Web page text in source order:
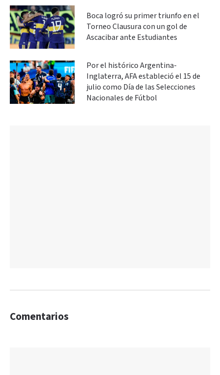
Boca logró su primer triunfo en el
Torneo Clausura con un gol de
Ascacibar ante Estudiantes
Por el histórico Argentina-
Inglaterra, AFA estableció el 15 de
julio como Día de las Selecciones
Nacionales de Fútbol
Comentarios